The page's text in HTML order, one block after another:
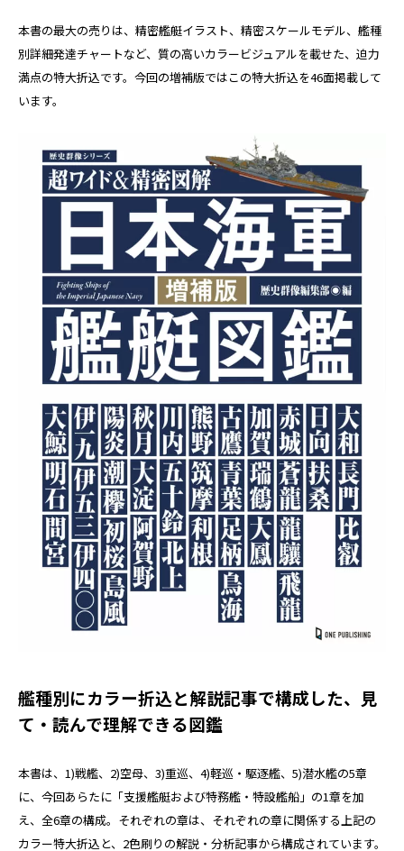
本書の最大の売りは、精密艦艇イラスト、精密スケールモデル、艦種
別詳細発達チャートなど、質の高いカラービジュアルを載せた、迫力
満点の特大折込です。今回の増補版ではこの特大折込を46面掲載して
います。
艦種別にカラー折込と解説記事で構成した、見
て・読んで理解できる図鑑
本書は、1)戦艦、2)空母、3)重巡、4)軽巡・駆逐艦、5)潜水艦の5章
に、今回あらたに「支援艦艇および特務艦・特設艦船」の1章を加
え、全6章の構成。それぞれの章は、それぞれの章に関係する上記の
カラー特大折込と、2色刷りの解説・分析記事から構成されています。